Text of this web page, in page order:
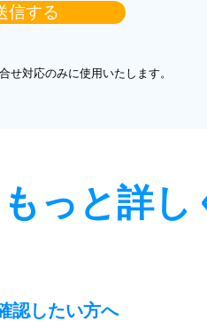
信する
対応のみに使用いたします。
もっと詳し
認したい方へ